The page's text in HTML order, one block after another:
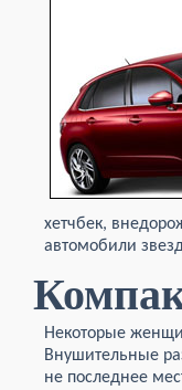
хетчбек,
автомобили
Некоторые
Внушительные
не последнее